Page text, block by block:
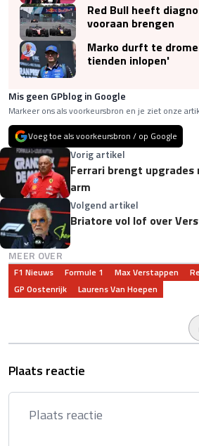
Red Bull heeft
vooraan brengen
Marko durft te
tienden inlopen'
Mis geen GPblog in Google
Markeer ons als voorkeursbron en je ziet onze
Voeg toe als voorkeursbron / op Google
Vorig artikel
Ferrari brengt upgrades
arm
Volgend artikel
Briatore vol lof over
MEER OVER
F1 Nieuws Formule 1 Max Verstappen
GP Oostenrijk
Laurens Van Hoepen
Plaats reactie